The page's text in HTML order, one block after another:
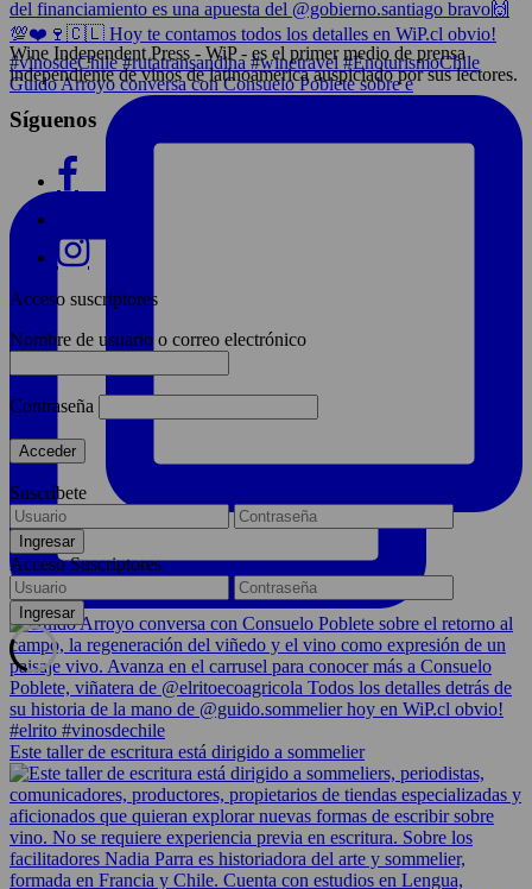
Guido Arroyo conversa con Consuelo Poblete sobre e
Este taller de escritura está dirigido a sommelier
Wine Independent Press - WiP - es el primer medio de prensa
independiente de vinos de latinoamerica auspiciado por sus lectores.
Síguenos
Acceso suscriptores
Nombre de usuario o correo electrónico
Contraseña
Suscríbete
Acceso Suscriptores